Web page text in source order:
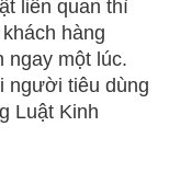
liên quan thì
hàng
ngay một lúc.
người tiêu dùng
Luật Kinh